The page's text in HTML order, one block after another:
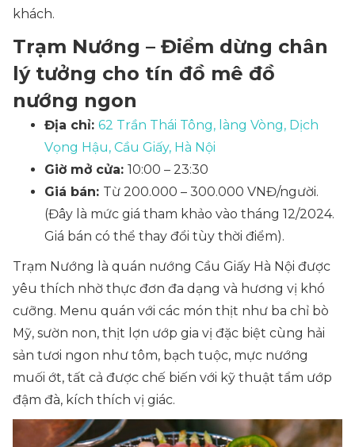
khách.
Trạm Nướng – Điểm dừng chân
lý tưởng cho tín đồ mê đồ
nướng ngon
Địa chỉ: 62 Trần Thái Tông, làng Vòng, Dịch
Vọng Hậu, Cầu Giấy, Hà Nội
Giờ mở cửa: 10:00 – 23:30
Giá bán: Từ 200.000 – 300.000 VNĐ/người.
(Đây là mức giá tham khảo vào tháng 12/2024.
Giá bán có thể thay đổi tùy thời điểm).
Trạm Nướng là quán nướng Cầu Giấy Hà Nội được
yêu thích nhờ thực đơn đa dạng và hương vị khó
cưỡng. Menu quán với các món thịt như ba chỉ bò
Mỹ, sườn non, thịt lợn ướp gia vị đặc biệt cùng hải
sản tươi ngon như tôm, bạch tuộc, mực nướng
muối ớt, tất cả được chế biến với kỹ thuật tẩm ướp
đậm đà, kích thích vị giác.